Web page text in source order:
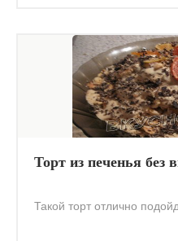
Торт из печенья без
Такой торт отлично